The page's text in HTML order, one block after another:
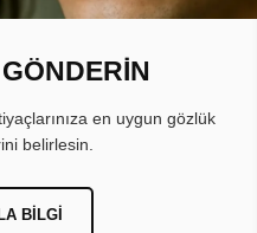
en uygun gözlük
belirlesin.
BILGI